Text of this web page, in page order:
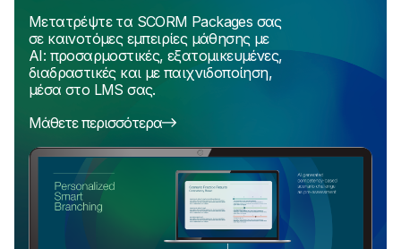
Μετατρέψτε τα SCORM Packages σας
σε καινοτόμες εμπειρίες μάθησης με
AI: προσαρμοστικές, εξατομικευμένες,
διαδραστικές και με παιχνιδοποίηση,
μέσα στο LMS σας.
Μάθετε περισσότερα